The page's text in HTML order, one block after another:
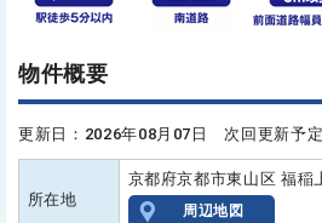
物件概要
更新日：2026年08月07日 次回更新予
所在地
京都府京都市東山区 福稲
周辺地図